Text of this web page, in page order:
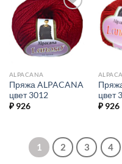
Добавить в
избранное.
ALPACANA
Пряжа ALPACANA
цвет 3012
₽926
цвет
₽926
1 2 3 4